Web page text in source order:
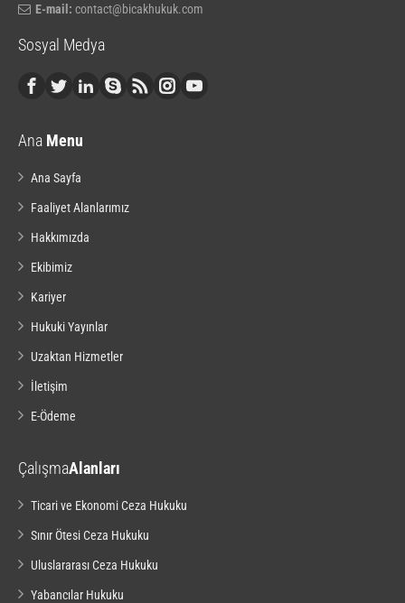
E-mail: contact@bicakhukuk.com
Sosyal Medya
Ana Menu
Ana Sayfa
Faaliyet Alanlarımız
Hakkımızda
Ekibimiz
Kariyer
Hukuki Yayınlar
Uzaktan Hizmetler
İletişim
E-Ödeme
ÇalışmaAlanları
Ticari ve Ekonomi Ceza Hukuku
Sınır Ötesi Ceza Hukuku
Uluslararası Ceza Hukuku
Yabancılar Hukuku